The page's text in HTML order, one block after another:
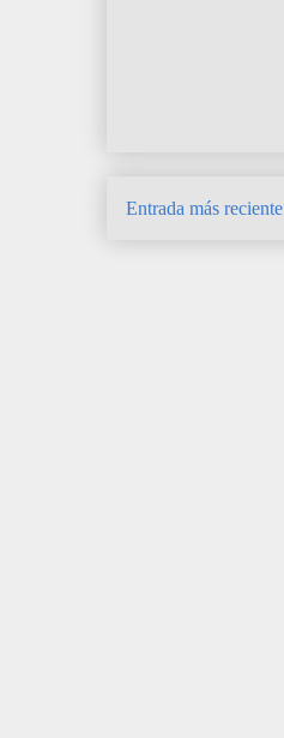
Entrada más reciente